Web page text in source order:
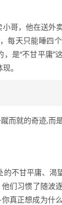
哥，他在送外
每天只能睡四
是“不甘平庸”
。
而就的奇迹,而
的不甘平庸、
们习惯了随波
真正想成为什